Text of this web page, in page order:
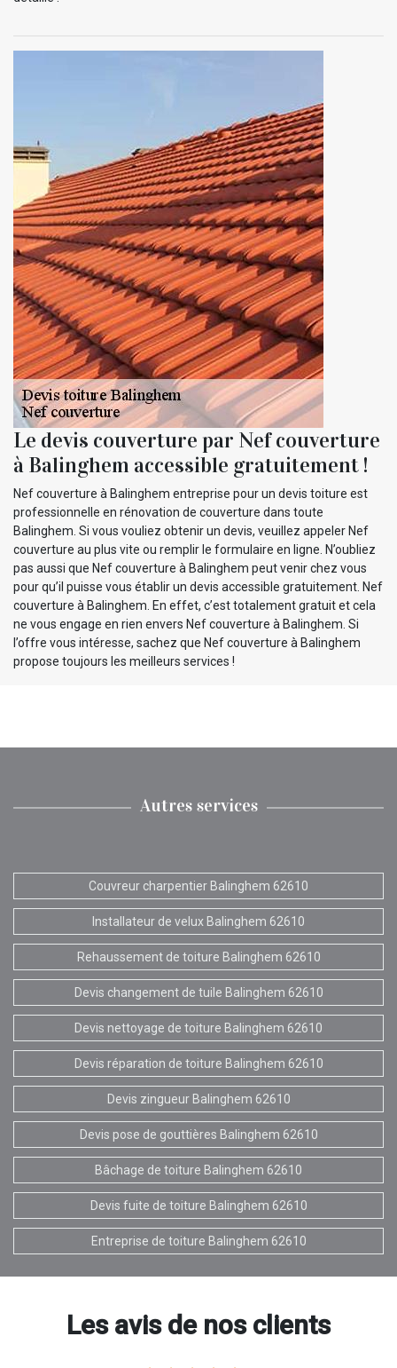
Le devis couverture par Nef couverture
à Balinghem accessible gratuitement !
Nef couverture à Balinghem entreprise pour un devis toiture est
professionnelle en rénovation de couverture dans toute
Balinghem. Si vous vouliez obtenir un devis, veuillez appeler Nef
couverture au plus vite ou remplir le formulaire en ligne. N’oubliez
pas aussi que Nef couverture à Balinghem peut venir chez vous
pour qu’il puisse vous établir un devis accessible gratuitement. Nef
couverture à Balinghem. En effet, c’est totalement gratuit et cela
ne vous engage en rien envers Nef couverture à Balinghem. Si
l’offre vous intéresse, sachez que Nef couverture à Balinghem
propose toujours les meilleurs services !
Autres services
Couvreur charpentier Balinghem 62610
Installateur de velux Balinghem 62610
Rehaussement de toiture Balinghem 62610
Devis changement de tuile Balinghem 62610
Devis nettoyage de toiture Balinghem 62610
Devis réparation de toiture Balinghem 62610
Devis zingueur Balinghem 62610
Devis pose de gouttières Balinghem 62610
Bâchage de toiture Balinghem 62610
Devis fuite de toiture Balinghem 62610
Entreprise de toiture Balinghem 62610
Les avis de nos clients